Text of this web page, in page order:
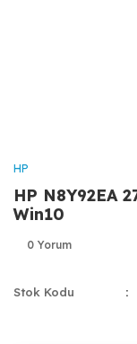
HP
HP N8Y92EA
Win10
0 Yorum
Stok Kodu